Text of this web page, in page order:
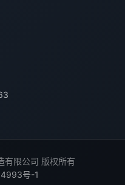
限公司 版权所有
号-1